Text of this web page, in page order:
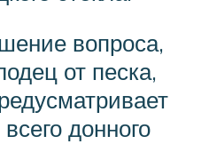
вопроса,
от песка,
донного